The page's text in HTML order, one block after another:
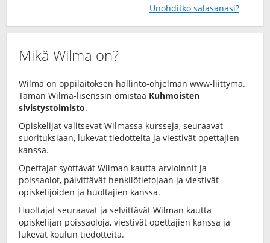
Unohditko salasanasi?
Mikä Wilma on?
Wilma on oppilaitoksen hallinto-ohjelman www-liittymä.
Tämän Wilma-lisenssin omistaa Kuhmoisten
sivistystoimisto.
Opiskelijat valitsevat Wilmassa kursseja, seuraavat
suorituksiaan, lukevat tiedotteita ja viestivät opettajien
kanssa.
Opettajat syöttävät Wilman kautta arvioinnit ja
poissaolot, päivittävät henkilötietojaan ja viestivät
opiskelijoiden ja huoltajien kanssa.
Huoltajat seuraavat ja selvittävät Wilman kautta
opiskelijan poissaoloja, viestivät opettajien kanssa ja
lukevat koulun tiedotteita.